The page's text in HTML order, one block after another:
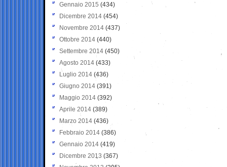
Gennaio 2015 (434)
Dicembre 2014 (454)
Novembre 2014 (437)
Ottobre 2014 (440)
Settembre 2014 (450)
Agosto 2014 (433)
Luglio 2014 (436)
Giugno 2014 (391)
Maggio 2014 (392)
Aprile 2014 (389)
Marzo 2014 (436)
Febbraio 2014 (386)
Gennaio 2014 (419)
Dicembre 2013 (367)